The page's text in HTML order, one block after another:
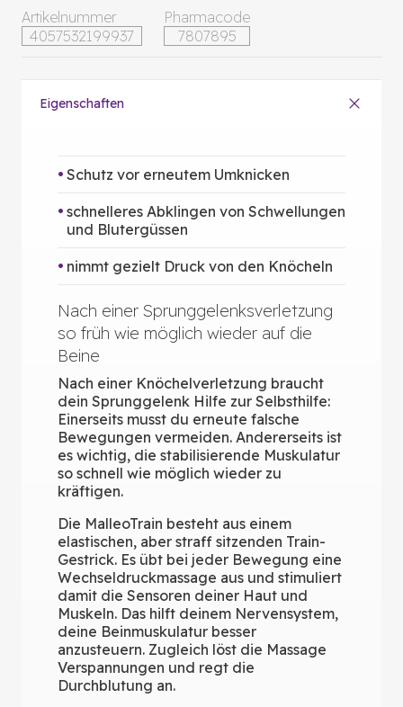
Artikelnummer
4057532199937
Pharmacode
7807895
Eigenschaften
Schutz vor erneutem Umknicken
schnelleres Abklingen von Schwellungen
und Blutergüssen
nimmt gezielt Druck von den Knöcheln
Nach einer Sprunggelenksverletzung
so früh wie möglich wieder auf die
Beine
Nach einer Knöchelverletzung braucht
dein Sprunggelenk Hilfe zur Selbsthilfe:
Einerseits musst du erneute falsche
Bewegungen vermeiden. Andererseits ist
es wichtig, die stabilisierende Muskulatur
so schnell wie möglich wieder zu
kräftigen.
Die MalleoTrain besteht aus einem
elastischen, aber straff sitzenden Train-
Gestrick. Es übt bei jeder Bewegung eine
Wechseldruckmassage aus und stimuliert
damit die Sensoren deiner Haut und
Muskeln. Das hilft deinem Nervensystem,
deine Beinmuskulatur besser
anzusteuern. Zugleich löst die Massage
Verspannungen und regt die
Durchblutung an.